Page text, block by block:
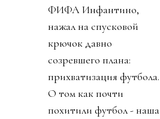
ФИФА Инфантино,
нажал на спусковой
крючок давно
созревшего плана:
прихватизация футбола.
О том как почти
похитили футбол - наша